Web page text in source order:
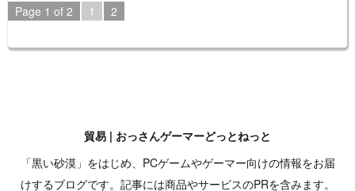
Page 1 of 2 1 2
貿易 | おっさんゲーマーどっとねっと
「黒い砂漠」をはじめ、PCゲームやゲーマー向けの情報をお届
けするブログです。記事には商品やサービスのPRを含みます。